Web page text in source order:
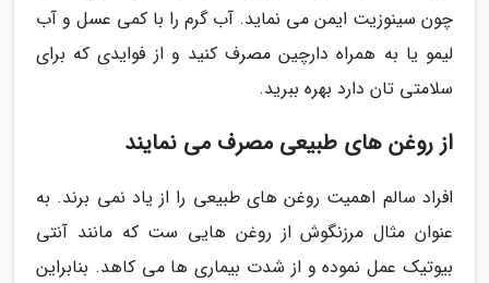
چون سینوزیت ایمن می نماید. آب گرم را با کمی عسل و آب
لیمو یا به همراه دارچین مصرف کنید و از فوایدی که برای
سلامتی تان دارد بهره ببرید.
از روغن های طبیعی مصرف می نمایند
افراد سالم اهمیت روغن های طبیعی را از یاد نمی برند. به
عنوان مثال مرزنگوش از روغن هایی ست که مانند آنتی
بیوتیک عمل نموده و از شدت بیماری ها می کاهد. بنابراین